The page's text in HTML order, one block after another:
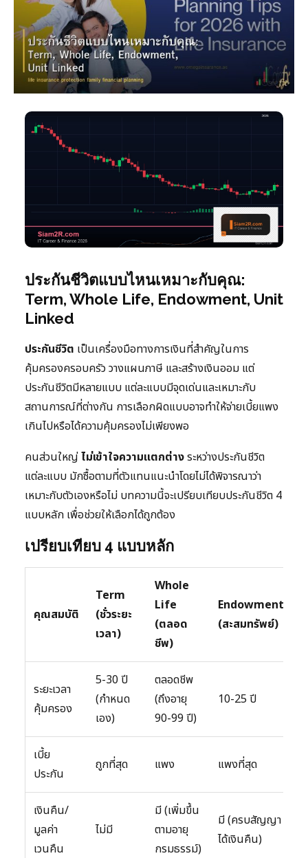
ประกันชีวิตแบบไหนเหมาะกับคุณ:
Term, Whole Life, Endowment, Unit
Linked
ประกันชีวิต เป็นเครื่องมือทางการเงินที่สำคัญในการ
คุ้มครองครอบครัว วางแผนภาษี และสร้างเงินออม แต่
ประกันชีวิตมีหลายแบบ แต่ละแบบมีจุดเด่นและเหมาะกับ
สถานการณ์ที่ต่างกัน การเลือกผิดแบบอาจทำให้จ่ายเบี้ยแพง
เกินไปหรือได้ความคุ้มครองไม่เพียงพอ
คนส่วนใหญ่ไม่เข้าใจความแตกต่างระหว่างประกันชีวิต
แต่ละแบบ มักซื้อตามที่ตัวแทนแนะนำโดยไม่ได้พิจารณาว่า
เหมาะกับตัวเองหรือไม่ บทความนี้จะเปรียบเทียบประกันชีวิต 4
แบบหลัก เพื่อช่วยให้เลือกได้ถูกต้อง
เปรียบเทียบ 4 แบบหลัก
คุณสมบัติ
Term
(ชั่วระยะ
เวลา)
Whole
Life
(ตลอด
ชีพ)
Endowment
(สะสมทรัพย์)
ระยะเวลา
คุ้มครอง
5-30 ปี
(กำหนด
เอง)
ตลอดชีพ
(ถึงอายุ
90-99 ปี)
10-25 ปี
เบี้ย
ประกัน
ถูกที่สุด แพง แพงที่สุด
เงินคืน/
มูลค่า
เวนคืน
ไม่มี
มี (เพิ่มขึ้น
ตามอายุ
กรมธรรม์)
มี (ครบสัญญา
ได้เงินคืน)